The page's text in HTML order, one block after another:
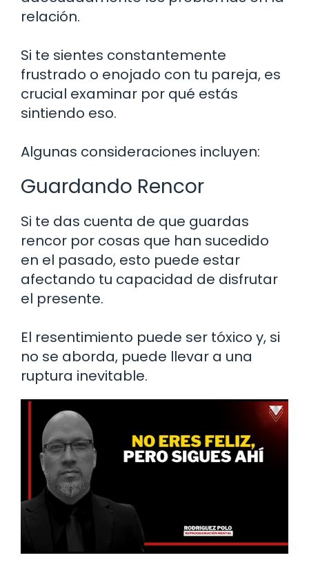
relación.
Si te sientes constantemente
frustrado o enojado con tu pareja, es
crucial examinar por qué estás
sintiendo eso.
Algunas consideraciones incluyen:
Guardando Rencor
Si te das cuenta de que guardas
rencor por cosas que han sucedido
en el pasado, esto puede estar
afectando tu capacidad de disfrutar
el presente.
El resentimiento puede ser tóxico y, si
no se aborda, puede llevar a una
ruptura inevitable.